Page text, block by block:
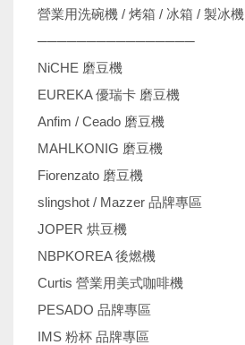
營業用洗碗機 / 烤箱 / 冰箱 / 製冰機
────────────────
NiCHE 磨豆機
EUREKA 優瑞卡 磨豆機
Anfim / Ceado 磨豆機
MAHLKONIG 磨豆機
Fiorenzato 磨豆機
slingshot / Mazzer 品牌專區
JOPER 烘豆機
NBPKOREA 後燃機
Curtis 營業用美式咖啡機
PESADO 品牌專區
IMS 粉杯 品牌專區